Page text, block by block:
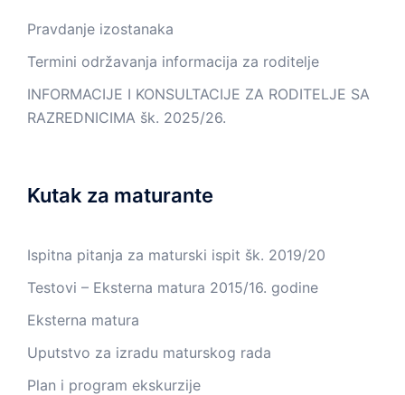
Pravdanje izostanaka
Termini održavanja informacija za roditelje
INFORMACIJE I KONSULTACIJE ZA RODITELJE SA
RAZREDNICIMA šk. 2025/26.
Kutak za maturante
Ispitna pitanja za maturski ispit šk. 2019/20
Testovi – Eksterna matura 2015/16. godine
Eksterna matura
Uputstvo za izradu maturskog rada
Plan i program ekskurzije